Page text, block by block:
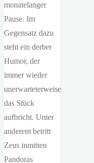
monatelanger
Pause. Im
Gegensatz dazu
steht ein derber
Humor, der
immer wieder
unerwarteterweise
das Stück
aufbricht. Unter
anderem betritt
Zeus inmitten
Pandoras